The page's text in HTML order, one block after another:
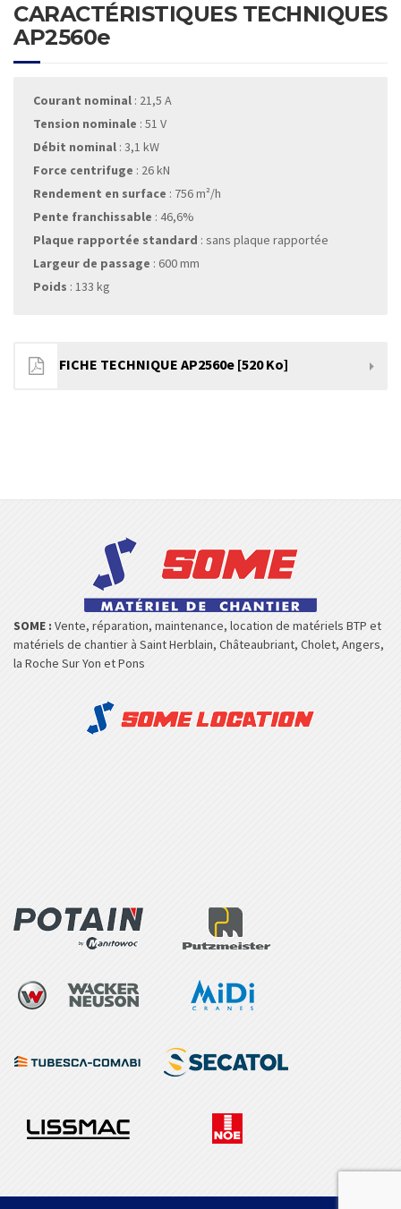
CARACTÉRISTIQUES TECHNIQUES
AP2560e
Courant nominal : 21,5 A
Tension nominale : 51 V
Débit nominal : 3,1 kW
Force centrifuge : 26 kN
Rendement en surface : 756 m²/h
Pente franchissable : 46,6%
Plaque rapportée standard : sans plaque rapportée
Largeur de passage : 600 mm
Poids : 133 kg
FICHE TECHNIQUE AP2560e [520 Ko]
SOME : Vente, réparation, maintenance, location de matériels BTP et
matériels de chantier à Saint Herblain, Châteaubriant, Cholet, Angers,
la Roche Sur Yon et Pons